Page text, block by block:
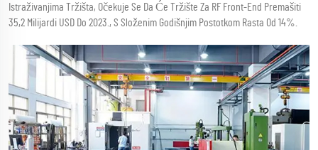
Istraživanjima Tržišta, Očekuje Se Da Će Tržište Za RF Front-End Premašiti
35,2 Milijardi USD Do 2023., S Složenim Godišnjim Postotkom Rasta Od 14%.